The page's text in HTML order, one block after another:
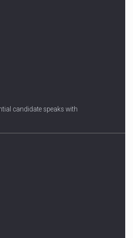
candidate speaks with